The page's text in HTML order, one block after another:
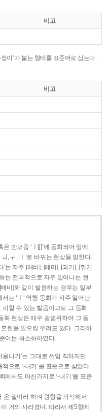
비고
이’가 붙는 형태를 표준어로 삼는다.
비고
은 반모음 ‘ㅣ[j]’에 동화되어 앞에
ㅚ, ㅟ, ㅣ’로 바뀌는 현상을 말한다.
는 자주 [애비], [에미], [괴기], [쥐기
는 전국적으로 자주 일어나는 현
비]와 같이 발음하는 경우는 일부
는 ‘ㅣ’ 역행 동화가 자주 일어난
할 수 있는 발음이므로 그 동화
화 현상은 매우 광범위하여 그 동
란을 일으킬 우려도 있다. 그리하
어는 최소화하였다.
울나기’는 그대로 쓰임 직하지만
으로 ‘-내기’를 표준으로 삼았다.
에서도 마찬가지로 ‘-내기’를 표준
온 말이라 하여 원형을 의식해서
거의 사라졌다. 따라서 제5항에